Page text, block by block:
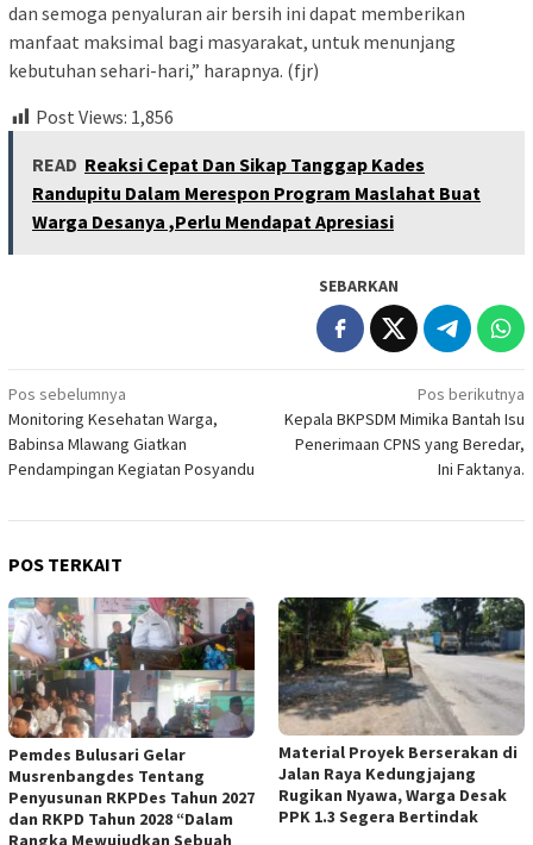
dan semoga penyaluran air bersih ini dapat memberikan
manfaat maksimal bagi masyarakat, untuk menunjang
kebutuhan sehari-hari,” harapnya. (fjr)
Post Views: 1,856
READ Reaksi Cepat Dan Sikap Tanggap Kades
Randupitu Dalam Merespon Program Maslahat Buat
Warga Desanya ,Perlu Mendapat Apresiasi
SEBARKAN
Navigasi
pos
Pos sebelumnya
Monitoring Kesehatan Warga,
Babinsa Mlawang Giatkan
Pendampingan Kegiatan Posyandu
Pos berikutnya
Kepala BKPSDM Mimika Bantah Isu
Penerimaan CPNS yang Beredar,
Ini Faktanya.
POS TERKAIT
Pemdes Bulusari Gelar
Musrenbangdes Tentang
Penyusunan RKPDes Tahun 2027
dan RKPD Tahun 2028 “Dalam
Rangka Mewujudkan Sebuah
Material Proyek Berserakan di
Jalan Raya Kedungjajang
Rugikan Nyawa, Warga Desak
PPK 1.3 Segera Bertindak